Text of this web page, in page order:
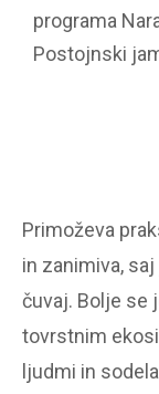
programa
Postojnski
Primoževa
in zanimiva,
čuvaj. Bolje se
tovrstnim
ljudmi in